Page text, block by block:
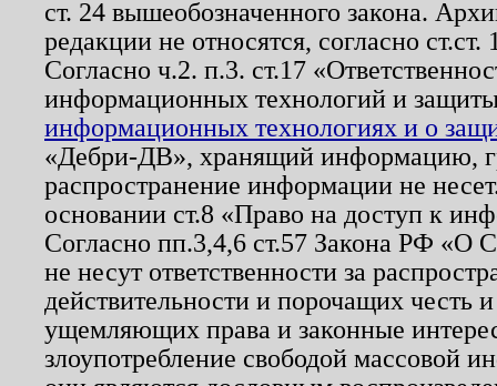
ст. 24 вышеобозначенного закона.
редакции не относятся, согласно
Согласно ч.2. п.3. ст.17
информационных технологий и
информационных технологиях и о
«Дебри-ДВ», хранящий информацию,
распространение информации не
основании ст.8 «Право на доступ к
Согласно пп.3,4,6 ст.57 Закона РФ «О
не несут ответственности за
действительности и порочащих честь
ущемляющих права и законные
злоупотребление свободой массовой